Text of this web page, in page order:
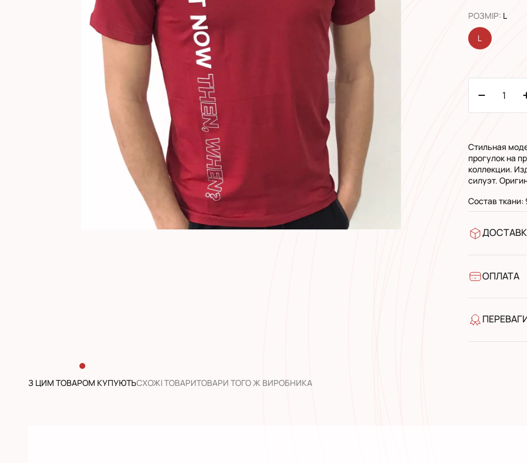
РОЗМІР: L
L
Стильная
прогулок на
коллекции.
силуэт.
Состав ткани:
УкрПошта
ОПЛАТА
широкий
З ЦИМ ТОВАРОМ КУПУЮТЬCХОЖІ ТОВАРИТОВАРИ ТОГО Ж ВИРОБНИКА